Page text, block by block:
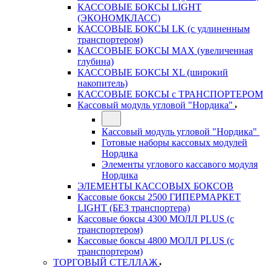
КАССОВЫЕ БОКСЫ LIGHT
(ЭКОНОМКЛАСС)
КАССОВЫЕ БОКСЫ LK (с удлиненным
транспортером)
КАССОВЫЕ БОКСЫ MAX (увеличенная
глубина)
КАССОВЫЕ БОКСЫ XL (широкий
накопитель)
КАССОВЫЕ БОКСЫ с ТРАНСПОРТЕРОМ
Кассовый модуль угловой "Нордика"
Кассовый модуль угловой "Нордика"
Готовые наборы кассовых модулей
Нордика
Элементы углового кассавого модуля
Нордика
ЭЛЕМЕНТЫ КАССОВЫХ БОКСОВ
Кассовые боксы 2500 ГИПЕРМАРКЕТ
LIGHT (БЕЗ транспортера)
Кассовые боксы 4300 МОЛЛ PLUS (с
транспортером)
Кассовые боксы 4800 МОЛЛ PLUS (с
транспортером)
ТОРГОВЫЙ СТЕЛЛАЖ